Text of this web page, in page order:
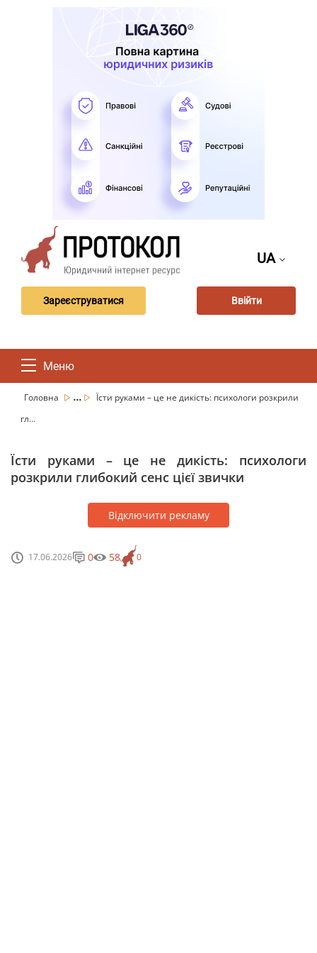
UA
Зареєструватися Ввійти
Меню
Головна ...
Їсти руками – це не дикість: психологи розкрили
гл...
Їсти руками – це не дикість: психологи
розкрили глибокий сенс цієї звички
Відключити рекламу
17.06.2026 0
0 58